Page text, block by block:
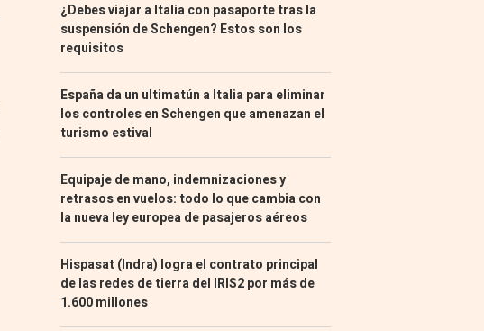
¿Debes viajar a Italia con pasaporte tras la
suspensión de Schengen? Estos son los
requisitos
España da un ultimatún a Italia para eliminar
los controles en Schengen que amenazan el
turismo estival
Equipaje de mano, indemnizaciones y
retrasos en vuelos: todo lo que cambia con
la nueva ley europea de pasajeros aéreos
Hispasat (Indra) logra el contrato principal
de las redes de tierra del IRIS2 por más de
1.600 millones